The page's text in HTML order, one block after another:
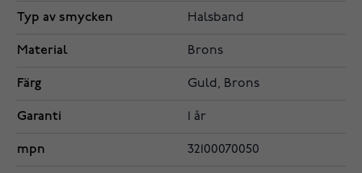
Typ av smycken Halsband
Material Brons
Färg Guld, Brons
Garanti 1 år
mpn 32100070050